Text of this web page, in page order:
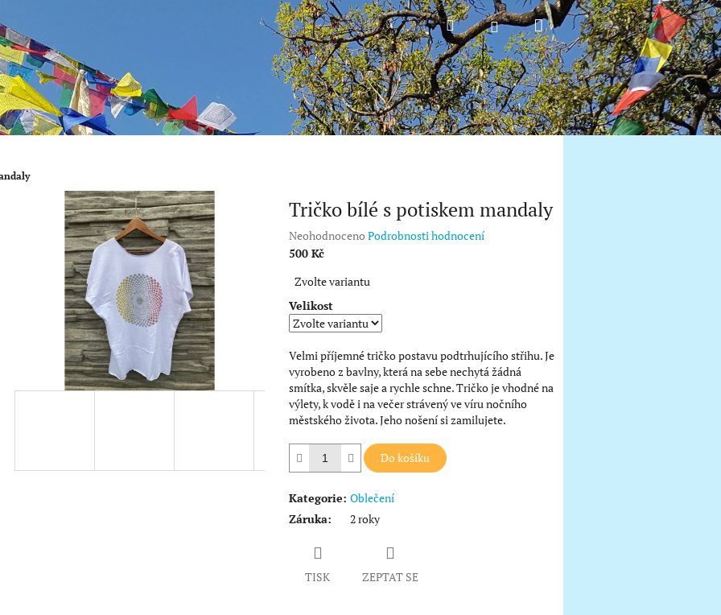
HledatPřihlášeníNákupní
košík
Tričko bílé s potiskem mandaly
Průměrné
hodnocení
je
0,0
z
5
Neohodnoceno Podrobnosti hodnocení
500 Kč
cena:
Zvolte variantu
Velikost
Velmi příjemné tričko postavu podtrhujícího střihu. Je
vyrobeno z bavlny, která na sebe nechytá žádná
smítka, skvěle saje a rychle schne. Tričko je vhodné na
výlety, k vodě i na večer strávený ve víru nočního
městského života. Jeho nošení si zamilujete.
Do košíku
Kategorie: Oblečení
Záruka: 2 roky
TISK ZEPTAT SE